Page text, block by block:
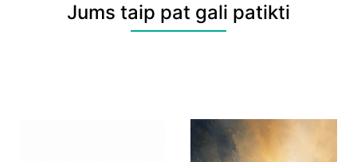
Jums taip pat gali patikti